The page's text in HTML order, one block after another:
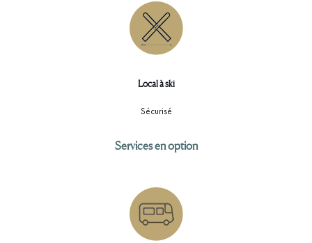
Local à ski
Sécurisé
Services en option